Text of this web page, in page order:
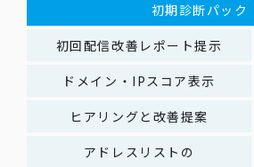
初期診断パック
初回配信改善レポート提示
ドメイン・IPスコア表示
ヒアリングと改善提案
アドレスリストの